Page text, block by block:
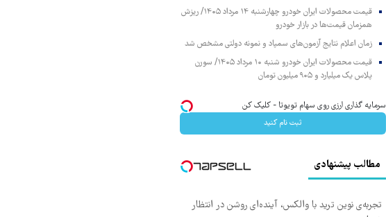
قیمت محصولات ایران خودرو چهارشنبه ۱۴ مرداد ۱۴۰۵/ ریزش
همزمان قیمت‌ها در بازار خودرو
زمان اعلام نتایج آزمون‌های سمپاد و نمونه دولتی مشخص شد
قیمت محصولات ایران خودرو شنبه ۱۰ مرداد ۱۴۰۵/ سورن
پلاس یک میلیارد و ۹۰۵ میلیون تومان
سرمایه گذاری ارزی روی سهام تویوتا - کلیک کن
ثبت نام کنید
مطالب پیشنهادی
تجربه‌ی نوین ترید با والکس، آینده‌ای روشن در انتظار